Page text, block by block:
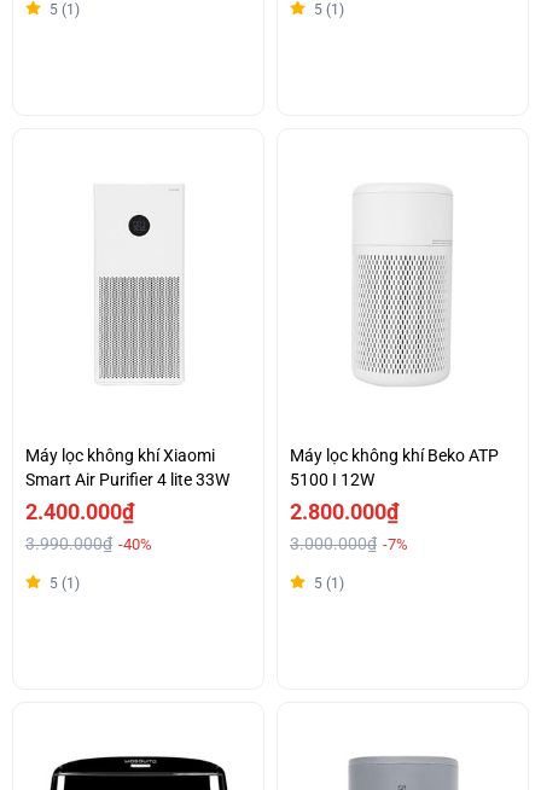
5 (1) 5 (1)
Máy lọc không khí Xiaomi
Smart Air Purifier 4 lite 33W
2.400.000₫
3.990.000₫ -40%
5 (1)
Máy lọc không khí Beko ATP
5100 I 12W
2.800.000₫
3.000.000₫ -7%
5 (1)